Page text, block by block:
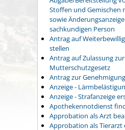
Stoffen und Gemischen
sowie
sachkundigen Person
Antrag auf
stellen
Antrag auf Zulassung
Mutterschutzgesetz
Antrag zur
Anzeige -
Anzeige - Strafanzeige
Apothekennotdienst
Approbation als Arzt
Approbation als Tierarzt